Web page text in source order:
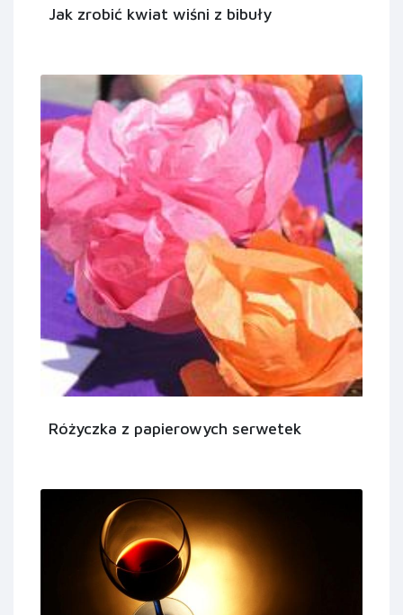
Jak zrobić kwiat wiśni z bibuły
Różyczka z papierowych serwetek